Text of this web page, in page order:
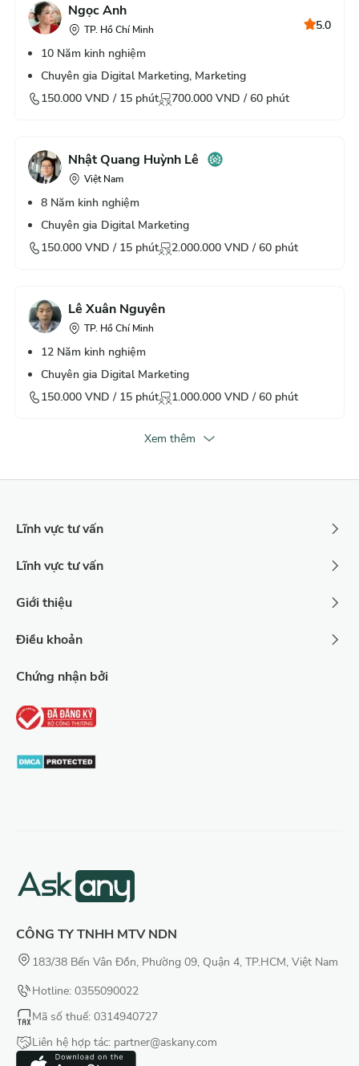
Ngọc Anh
TP. Hồ Chí Minh
5.0
10 Năm kinh nghiệm
Chuyên gia Digital Marketing, Marketing
150.000 VND / 15 phút 700.000 VND /60 phút
Nhật Quang Huỳnh Lê
Việt Nam
8 Năm kinh nghiệm
Chuyên gia Digital Marketing
150.000 VND / 15 phút 2.000.000 VND /60 phút
Lê Xuân Nguyên
TP. Hồ Chí Minh
12 Năm kinh nghiệm
Chuyên gia Digital Marketing
150.000 VND / 15 phút 1.000.000 VND /60 phút
Xem thêm
Lĩnh vực tư vấn
Lĩnh vực tư vấn
Giới thiệu
Điều khoản
Chứng nhận bởi
CÔNG TY TNHH MTV NDN
183/38 Bến Vân Đồn, Phường 09, Quận 4, TP.HCM, Việt Nam
Hotline: 0355090022
Mã số thuế: 0314940727
Liên hệ hợp tác: partner@askany.com